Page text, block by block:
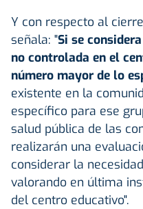
Y con respecto al
señala: "Si se
no controlada en el
número mayor de lo
existente en la
específico para ese
salud pública de las
realizarán una
considerar la
valorando en última
del centro educativo".